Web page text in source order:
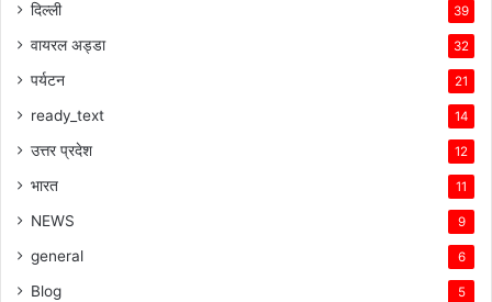
दिल्ली 39
वायरल अड्डा 32
पर्यटन 21
ready_text 14
उत्तर प्रदेश 12
भारत 11
NEWS 9
general 6
Blog 5